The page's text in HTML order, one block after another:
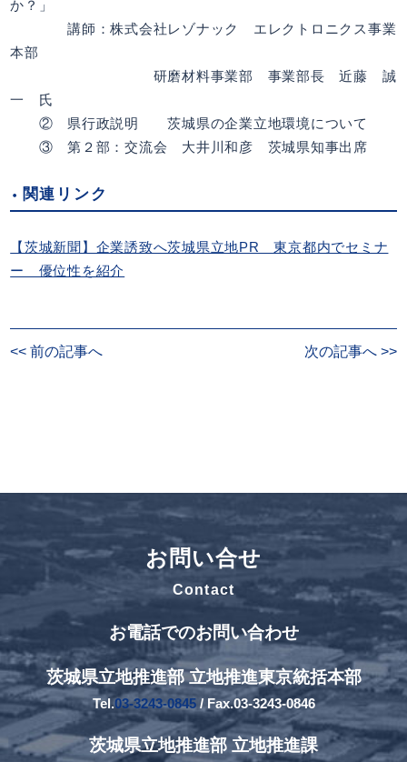
か？」
講師：株式会社レゾナック エレクトロニクス事業
本部
研磨材料事業部 事業部長 近藤 誠
一 氏
② 県行政説明 茨城県の企業立地環境について
③ 第２部：交流会 大井川和彦 茨城県知事出席
関連リンク
【茨城新聞】企業誘致へ茨城県立地PR 東京都内でセミナ
ー 優位性を紹介
<< 前の記事へ 次の記事へ >>
お問い合せ
Contact
お電話でのお問い合わせ
茨城県立地推進部 立地推進東京統括本部
Tel.03-3243-0845/ Fax.03-3243-0846
茨城県立地推進部 立地推進課